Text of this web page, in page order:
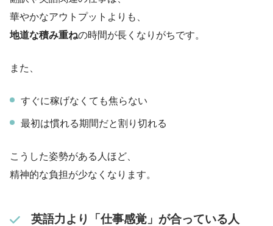
華やかなアウトプットよりも、
地道な積み重ねの時間が長くなりがちです。
また、
すぐに稼げなくても焦らない
最初は慣れる期間だと割り切れる
こうした姿勢がある人ほど、
精神的な負担が少なくなります。
英語力より「仕事感覚」が合っている人